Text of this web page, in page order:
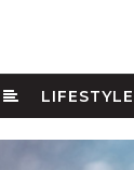
LIFESTYLE